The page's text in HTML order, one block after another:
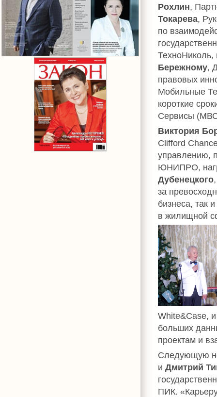
Рохлин,
Токарева,
по
ТехноНиколь,
Бережному,
правовых
Мобильные
короткие
Сервисы
Виктория
Clifford
управлению,
ЮНИПРО,
Дубенецкого
за
бизнеса, так
в жилищной
White&Сase,
больших
проектам и
Следующую
и Дмитрий
ПИК.